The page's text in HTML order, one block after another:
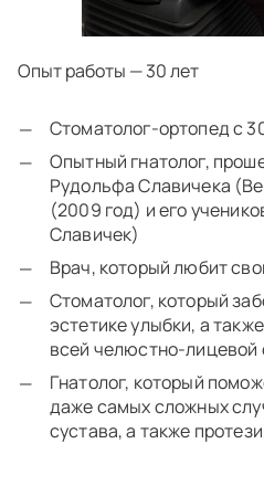
Опыт работы — 30 лет
Стоматолог-ортопед с
Опытный гнатолог,
Рудольфа Славичека
(2009 год) и его
Славичек)
Врач, который любит
Стоматолог, который
эстетике улыбки, а
всей челюстно-лицевой
Гнатолог, который
даже самых сложных
сустава, а также